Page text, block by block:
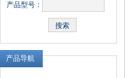
产品型号：
产品导航